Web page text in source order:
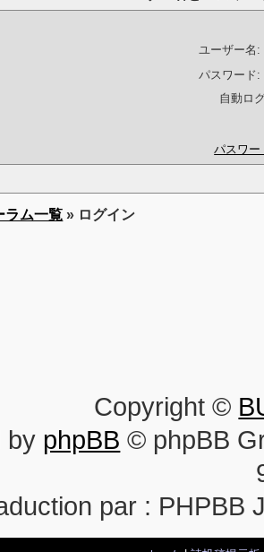
ユーザー名:
パスワード:
自動ロ
パスワー
ラム一覧 » ログイン
Copyright ©
by phpBB © phpBB
par : PHPBB